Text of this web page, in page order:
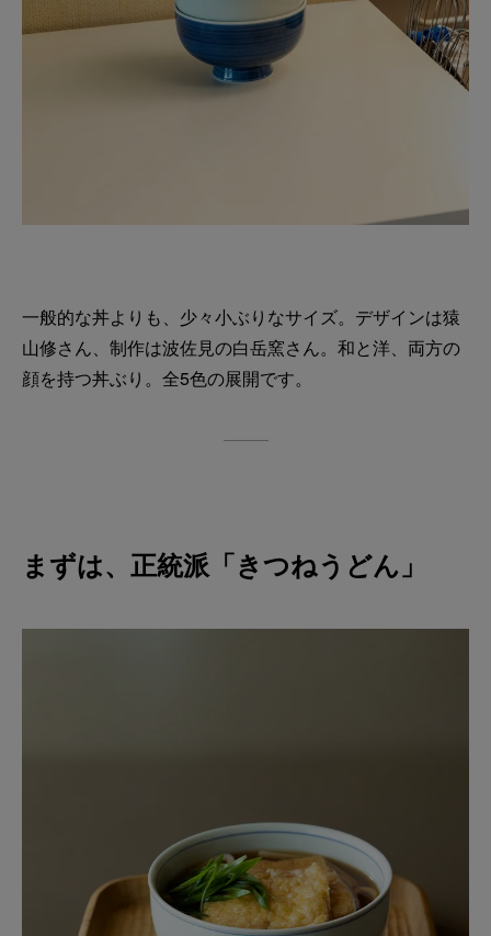
一般的な丼よりも、少々小ぶりなサイズ。デザインは猿
山修さん、制作は波佐見の白岳窯さん。和と洋、両方の
顔を持つ丼ぶり。全5色の展開です。
まずは、正統派「きつねうどん」